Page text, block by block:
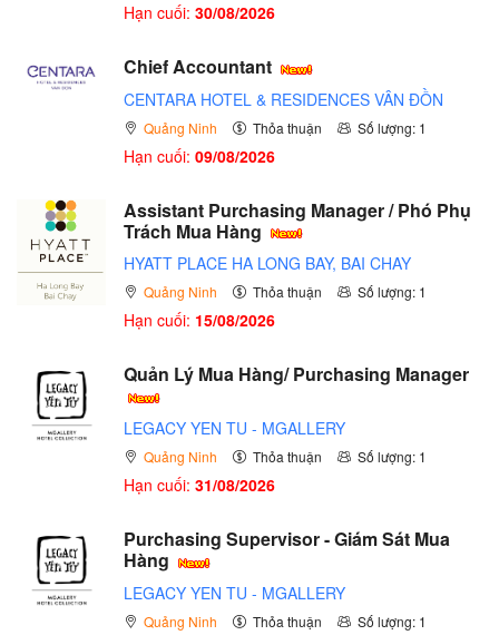
Hạn cuối: 30/08/2026
Chief Accountant
CENTARA HOTEL & RESIDENCES VÂN ĐỒN
Quảng Ninh Thỏa thuận Số lượng: 1
Hạn cuối: 09/08/2026
Assistant Purchasing Manager / Phó Phụ
Trách Mua Hàng
HYATT PLACE HA LONG BAY, BAI CHAY
Quảng Ninh Thỏa thuận Số lượng: 1
Hạn cuối: 15/08/2026
Quản Lý Mua Hàng/ Purchasing Manager
LEGACY YEN TU - MGALLERY
Quảng Ninh Thỏa thuận Số lượng: 1
Hạn cuối: 31/08/2026
Purchasing Supervisor - Giám Sát Mua
Hàng
LEGACY YEN TU - MGALLERY
Quảng Ninh Thỏa thuận Số lượng: 1